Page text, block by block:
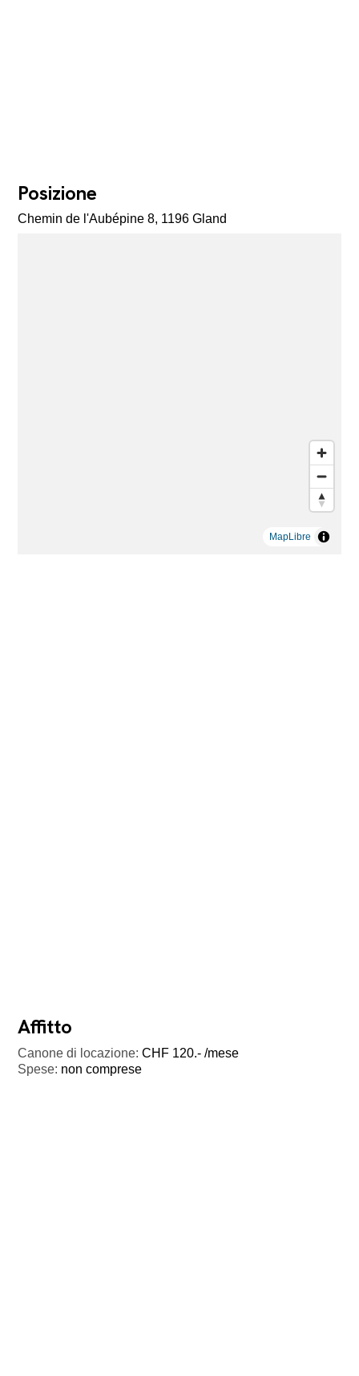
Posizione
Chemin de l'Aubépine 8, 1196 Gland
MapLibre
Affitto
Canone di locazione: CHF 120.- /mese
Spese: non comprese